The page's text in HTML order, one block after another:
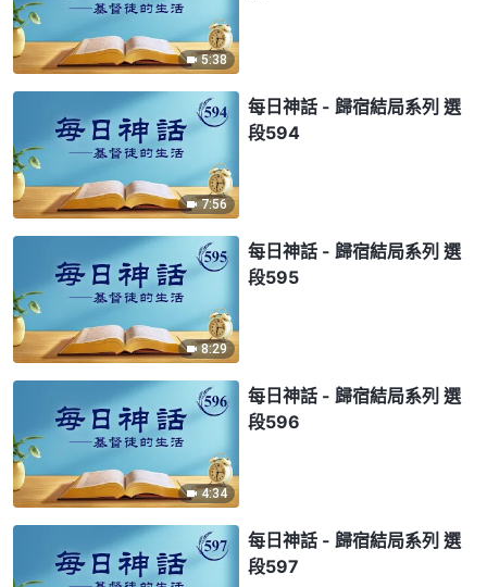
5:38
7:56
每日神話 - 歸宿結局系列 選
段594
8:29
每日神話 - 歸宿結局系列 選
段595
4:34
每日神話 - 歸宿結局系列 選
段596
每日神話 - 歸宿結局系列 選
段597